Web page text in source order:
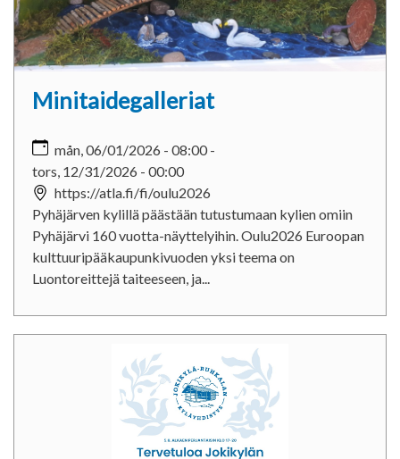
Minitaidegalleriat
mån, 06/01/2026 - 08:00-
tors, 12/31/2026 - 00:00
https://atla.fi/fi/oulu2026
Pyhäjärven kylillä päästään tutustumaan kylien omiin
Pyhäjärvi 160 vuotta-näyttelyihin. Oulu2026 Euroopan
kulttuuripääkaupunkivuoden yksi teema on
Luontoreittejä taiteeseen, ja...